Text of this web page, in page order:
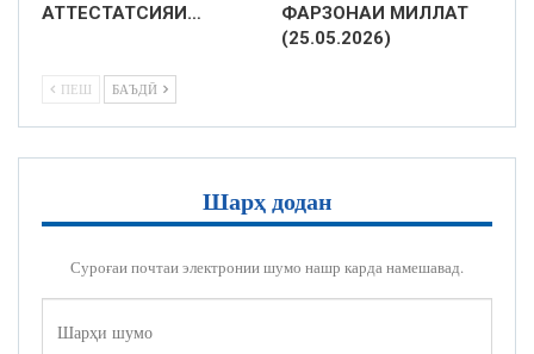
АТТЕСТАТСИЯИ…
ФАРЗОНАИ МИЛЛАТ
(25.05.2026)
ПЕШ БАЪДӢ
Шарҳ додан
Суроғаи почтаи электронии шумо нашр карда намешавад.